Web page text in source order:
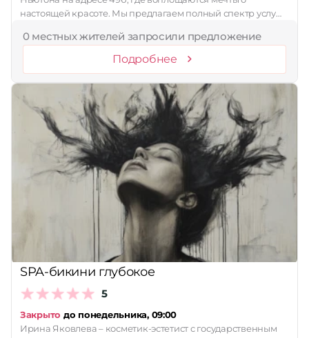
настоящей красоте. Мы предлагаем полный спектр услу…
0 местных жителей запросили предложение
Подробнее
SPA-бикини глубокое
5
Закрыто до понедельника, 09:00
Ирина Яковлева – косметик-эстетист с государственным